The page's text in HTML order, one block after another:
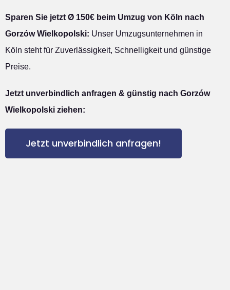
Sparen Sie jetzt Ø 150€ beim Umzug von Köln nach
Gorzów Wielkopolski: Unser Umzugsunternehmen in
Köln steht für Zuverlässigkeit, Schnelligkeit und günstige
Preise.
Jetzt unverbindlich anfragen & günstig nach Gorzów
Wielkopolski ziehen:
Jetzt unverbindlich anfragen!